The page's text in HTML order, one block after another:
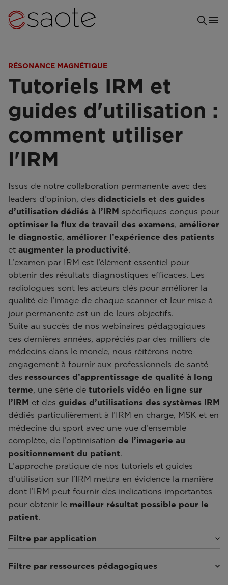
RÉSONANCE MAGNÉTIQUE
Tutoriels IRM et
guides d'utilisation :
comment utiliser
l'IRM
Issus de notre collaboration permanente avec des
leaders d’opinion, des didacticiels et des guides
d’utilisation dédiés à l’IRM spécifiques conçus pour
optimiser le flux de travail des examens, améliorer
le diagnostic, améliorer l’expérience des patients
et augmenter la productivité.
L’examen par IRM est l’élément essentiel pour
obtenir des résultats diagnostiques efficaces. Les
radiologues sont les acteurs clés pour améliorer la
qualité de l’image de chaque scanner et leur mise à
jour permanente est un de leurs objectifs.
Suite au succès de nos webinaires pédagogiques
ces dernières années, appréciés par des milliers de
médecins dans le monde, nous réitérons notre
engagement à fournir aux professionnels de santé
des ressources d’apprentissage de qualité à long
terme, une série de tutoriels vidéo en ligne sur
l’IRM et des guides d’utilisations des systèmes IRM
dédiés particulièrement à l’IRM en charge, MSK et en
médecine du sport avec une vue d’ensemble
complète, de l’optimisation de l’imagerie au
positionnement du patient.
L’approche pratique de nos tutoriels et guides
d’utilisation sur l’IRM mettra en évidence la manière
dont l’IRM peut fournir des indications importantes
pour obtenir le meilleur résultat possible pour le
patient.
Filtre par application
Imagerie en médecine du sport(29)
Imagerie musculosquelettique(26)
Filtre par ressources pédagogiques